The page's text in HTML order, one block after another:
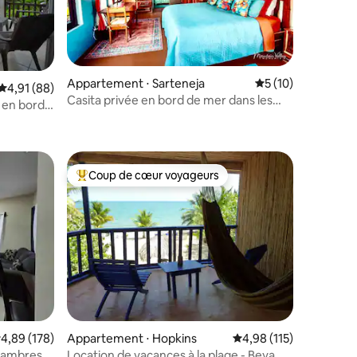
: 4,91 sur 5
moyenne sur la base de 88 commentaires : 4,91 sur 5
4,91 (88)
en bord
Appartement ⋅ Sarteneja Évaluation
5 (10)
Casita privée en bord de mer dans les
: 4,94 sur 5
moyenne sur la base de 178 commentaires : 4,89 sur 5
4,89 (178)
Coups de cœur voyageurs les plus appréciés
Coup de cœur voyageurs
Appartement ⋅ Hopkins Évaluation moyenne
4,98 (115)